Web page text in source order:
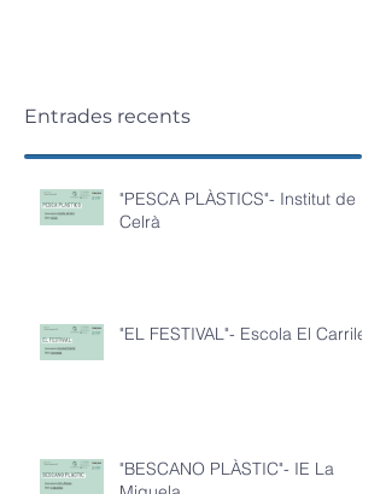
Entrades recents
"PESCA PLÀSTICS"- Institut de
Celrà
"EL FESTIVAL"- Escola El Carrilet
"BESCANO PLÀSTIC"- IE La